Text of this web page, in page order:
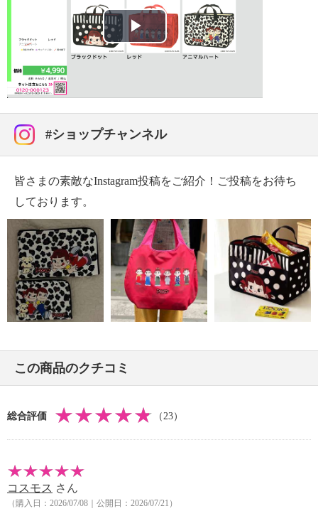
・１０ｋｇ
【原産国（地）】
・中国製
Play
#ショップチャンネル
皆さまの素敵なInstagram投稿をご紹介！ご投稿をお待ち
しております。
この商品のクチコミ
総合評価 （23）
コスモス さん
（購入日：2026/07/08｜公開日：2026/07/21）